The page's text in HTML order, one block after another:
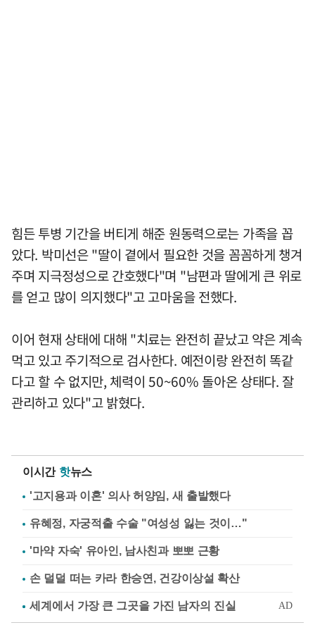
힘든 투병 기간을 버티게 해준 원동력으로는 가족을 꼽
았다. 박미선은 "딸이 곁에서 필요한 것을 꼼꼼하게 챙겨
주며 지극정성으로 간호했다"며 "남편과 딸에게 큰 위로
를 얻고 많이 의지했다"고 고마움을 전했다.
이어 현재 상태에 대해 "치료는 완전히 끝났고 약은 계속
먹고 있고 주기적으로 검사한다. 예전이랑 완전히 똑같
다고 할 수 없지만, 체력이 50~60% 돌아온 상태다. 잘
관리하고 있다"고 밝혔다.
이시간 핫뉴스
'고지용과 이혼' 의사 허양임, 새 출발했다
유혜정, 자궁적출 수술 "여성성 잃는 것이…"
'마약 자숙' 유아인, 남사친과 뽀뽀 근황
손 덜덜 떠는 카라 한승연, 건강이상설 확산